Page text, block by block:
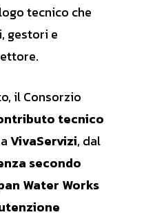
tecnico che
gestori e
il Consorzio
tecnico
VivaServizi, dal
secondo
Water Works